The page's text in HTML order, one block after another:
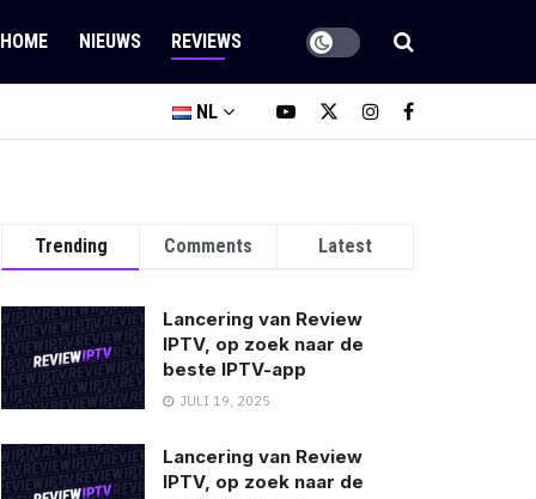
HOME NIEUWS REVIEWS
NL
Trending Comments Latest
Lancering van Review
IPTV, op zoek naar de
beste IPTV-app
JULI 19, 2025
Lancering van Review
IPTV, op zoek naar de